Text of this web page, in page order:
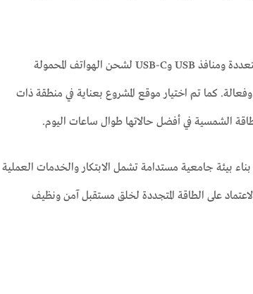
ويتضمن المشروع أيضًا توفير منافذ طاقة متعددة ومنافذ USB وUSB-C لشحن الهواتف المحمولة
وفعالة. كما تم اختيار موقع المشروع بعناية في منطقة ذات
الشمسية في أفضل حالاتها طوال ساعات اليوم.
بيئة جامعية مستدامة تشمل الابتكار والخدمات العملية
على الطاقة المتجددة لخلق مستقبل آمن ونظيف